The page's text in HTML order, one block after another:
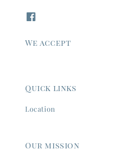
We accept
Quick links
Location
Our mission